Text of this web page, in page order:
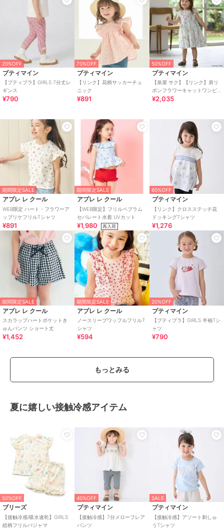
20%OFF
プティマイン
【プティプラ】GIRLS 7分丈レ
ギンス
¥790
70%OFF
プティマイン
【リンク】花柄サッカーチュ
ニック
¥891
50%OFF
プティマイン
【泉屋 サク】【リンク】肩リ
ボンフラワーキャットワンピ
ース
¥2,035
期間限定SALE
アプレ レ クール
WEB限定 ハート・フラワーア
ップリケフリルTシャツ
¥891
期間限定SALE
アプレ レ クール
【WEB限定】フリルペプラム
セパレート水着 UVカット
¥1,980 再入荷
60%OFF
プティマイン
【リンク】クロスステッチ花
ドッキングTシャツ
¥1,276
期間限定SALE
アプレ レ クール
スカラップハートポケットき
ゅんパンツ ショート丈
¥1,452
期間限定SALE
アプレ レ クール
ノースリーブワッフルフリルT
シャツ
¥594
20%OFF
プティマイン
【プティプラ】GIRLS 半袖Tシ
ャツ
¥790
もっとみる
夏に嬉しい接触冷感アイテム
50%OFF
ブリーズ
【接触冷感/吸水速乾】GIRLS
総柄フリルパジャマ
40%OFF
プティマイン
【接触冷感】7分メローフレア
パンツ
SALE
プティマイン
【接触冷感】アソート刺しゅ
うTシャツ